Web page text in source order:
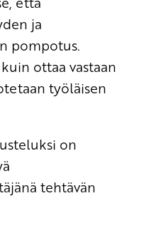
ja
pompotus.
ottaa vastaan
työläisen
on
tehtävän